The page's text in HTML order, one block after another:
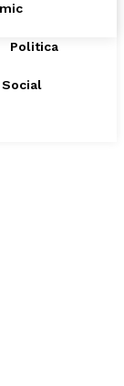
Politica
Social